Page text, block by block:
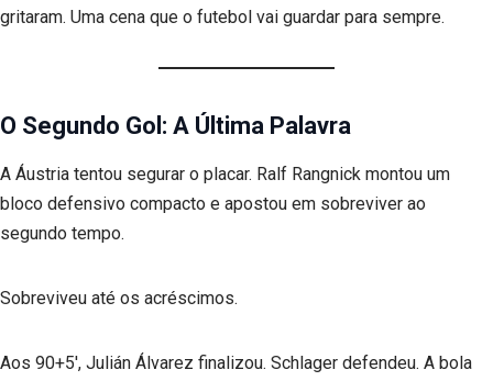
gritaram. Uma cena que o futebol vai guardar para sempre.
O Segundo Gol: A Última Palavra
A Áustria tentou segurar o placar. Ralf Rangnick montou um
bloco defensivo compacto e apostou em sobreviver ao
segundo tempo.
Sobreviveu até os acréscimos.
Aos 90+5′, Julián Álvarez finalizou. Schlager defendeu. A bola